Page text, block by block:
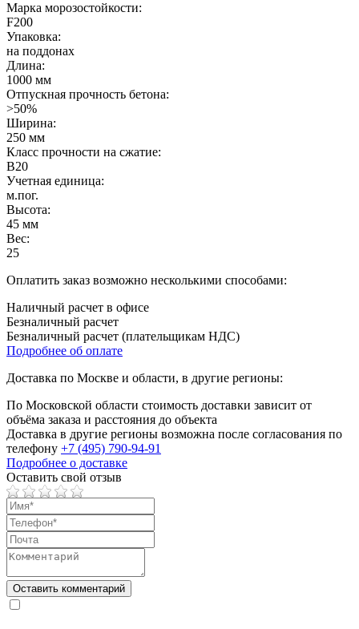
Марка морозостойкости:
F200
Упаковка:
на поддонах
Длина:
1000 мм
Отпускная прочность бетона:
>50%
Ширина:
250 мм
Класс прочности на сжатие:
B20
Учетная единица:
м.пог.
Высота:
45 мм
Вес:
25
Оплатить заказ возможно несколькими способами:
Наличный расчет в офисе
Безналичный расчет
Безналичный расчет (плательщикам НДС)
Подробнее об оплате
Доставка по Москве и области, в другие регионы:
По Московской области стоимость доставки зависит от
объёма заказа и расстояния до объекта
Доставка в другие регионы возможна после согласования по
телефону +7 (495) 790-94-91
Подробнее о доставке
Оставить свой отзыв